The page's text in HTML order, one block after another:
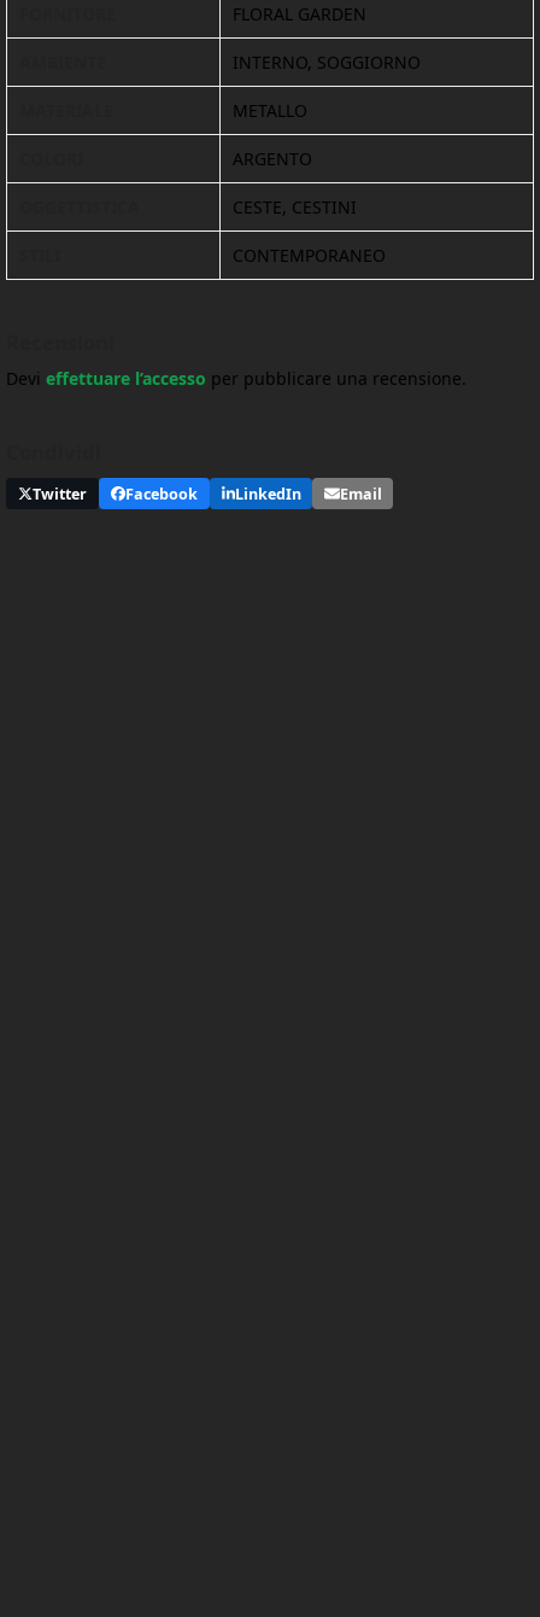
FLORAL GARDEN
INTERNO, SOGGIORNO
METALLO
ARGENTO
CESTE, CESTINI
CONTEMPORANEO
Devi effettuare l’accesso per pubblicare una recensione.
Twitter Facebook LinkedIn Email